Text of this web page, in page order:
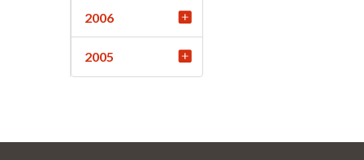
2006
2005